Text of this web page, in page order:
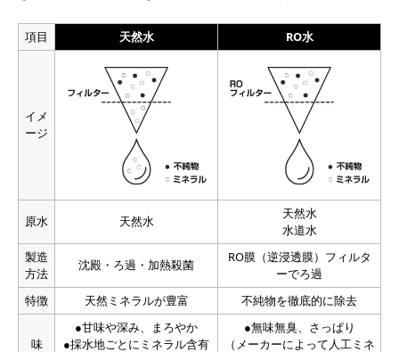
項目 天然水 RO水
イメ
ージ
原水 天然水
天然水
水道水
製造
方法
沈殿・ろ過・加熱殺菌
RO膜（逆浸透膜）フィルタ
ーでろ過
特徴
天然ミネラルが豊富 不純物を徹底的に除去
味
●甘味や深み、まろやか
●採水地ごとにミネラル含有
●無味無臭、さっぱり
（メーカーによって人工ミネ